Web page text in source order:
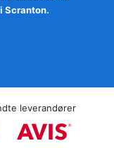
Scranton.
leverandører